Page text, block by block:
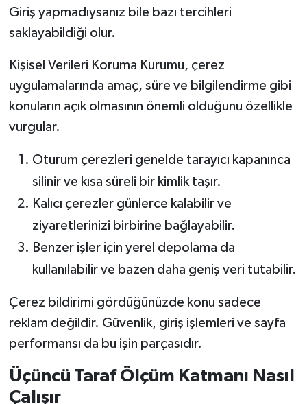
Giriş yapmadıysanız bile bazı tercihleri
saklayabildiği olur.
Kişisel Verileri Koruma Kurumu, çerez
uygulamalarında amaç, süre ve bilgilendirme gibi
konuların açık olmasının önemli olduğunu özellikle
vurgular.
Oturum çerezleri genelde tarayıcı kapanınca
silinir ve kısa süreli bir kimlik taşır.
Kalıcı çerezler günlerce kalabilir ve
ziyaretlerinizi birbirine bağlayabilir.
Benzer işler için yerel depolama da
kullanılabilir ve bazen daha geniş veri tutabilir.
Çerez bildirimi gördüğünüzde konu sadece
reklam değildir. Güvenlik, giriş işlemleri ve sayfa
performansı da bu işin parçasıdır.
Üçüncü Taraf Ölçüm Katmanı Nasıl
Çalışır